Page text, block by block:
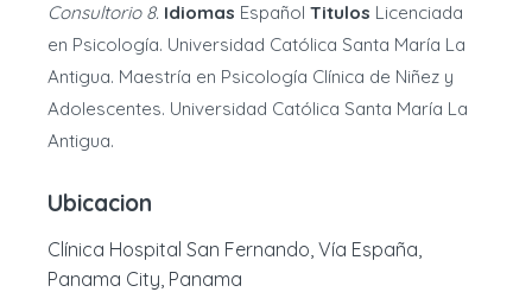
Consultorio 8. Idiomas Español Titulos Licenciada
en Psicología. Universidad Católica Santa María La
Antigua. Maestría en Psicología Clínica de Niñez y
Adolescentes. Universidad Católica Santa María La
Antigua.
Ubicacion
Clínica Hospital San Fernando, Vía España,
Panama City, Panama